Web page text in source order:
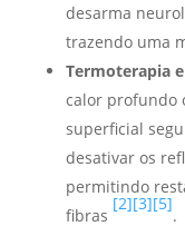
desarma
trazendo uma
Termoterapia
calor profundo
superficial
desativar os
permitindo
fibras
[2][3][5]
.